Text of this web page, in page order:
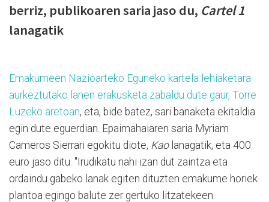
berriz, publikoaren saria jaso du, Cartel 1
lanagatik
Emakumeen Nazioarteko Eguneko kartela lehiaketara
aurkeztutako lanen erakusketa zabaldu dute gaur, Torre
Luzeko aretoan, eta, bide batez, sari banaketa ekitaldia
egin dute eguerdian. Epaimahaiaren saria Myriam
Cameros Sierrari egokitu diote, Kaolanagatik, eta 400
euro jaso ditu. "Irudikatu nahi izan dut zaintza eta
ordaindu gabeko lanak egiten dituzten emakume horiek
plantoa egingo balute zer gertuko litzatekeen.